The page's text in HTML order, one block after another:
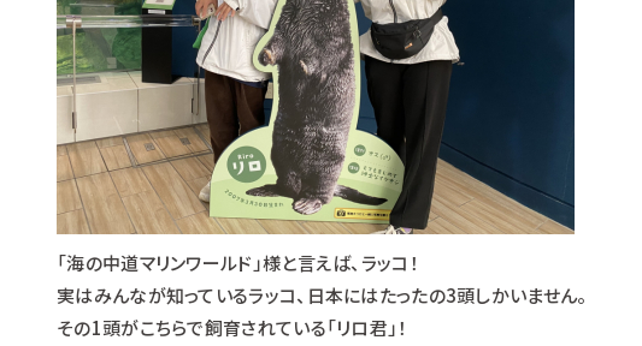
「海の中道マリンワールド」様と言えば、ラッコ！
実はみんなが知っているラッコ、日本にはたったの3頭しかいません。
その1頭がこちらで飼育されている「リロ君」！